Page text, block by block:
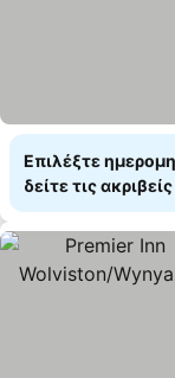
Επιλέξτε
δείτε τις